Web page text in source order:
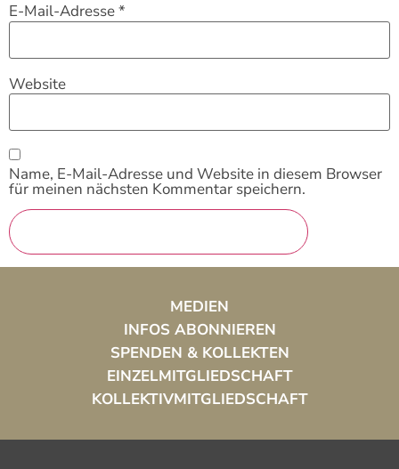
E-Mail-Adresse*
Website
Name, E-Mail-Adresse und Website in diesem Browser
für meinen nächsten Kommentar speichern.
MEDIEN
INFOS ABONNIEREN
SPENDEN & KOLLEKTEN
EINZELMITGLIEDSCHAFT
KOLLEKTIVMITGLIEDSCHAFT